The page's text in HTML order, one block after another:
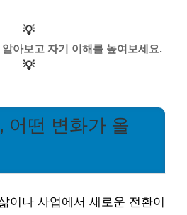
💡
아보고 자기 이해를 높여보세요.
💡
어떤 변화가 올
이나 사업에서 새로운 전환이